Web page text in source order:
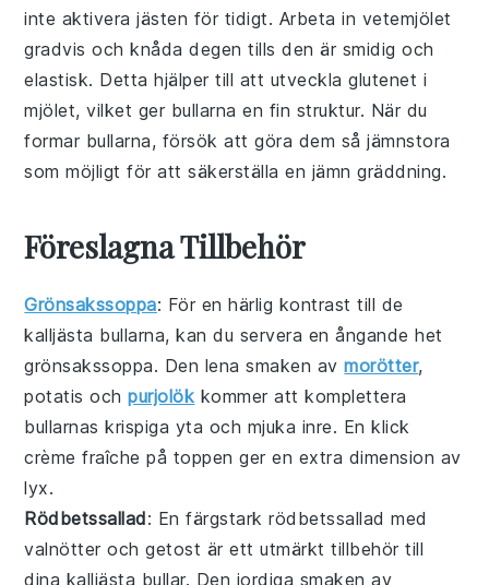
inte aktivera jästen för tidigt. Arbeta in vetemjölet
gradvis och knåda degen tills den är smidig och
elastisk. Detta hjälper till att utveckla glutenet i
mjölet, vilket ger bullarna en fin struktur. När du
formar bullarna, försök att göra dem så jämnstora
som möjligt för att säkerställa en jämn gräddning.
Föreslagna Tillbehör
Grönsakssoppa: För en härlig kontrast till de
kalljästa bullarna, kan du servera en ångande het
grönsakssoppa. Den lena smaken avmorötter,
potatis ochpurjolök kommer att komplettera
bullarnas krispiga yta och mjuka inre. En klick
crème fraîche på toppen ger en extra dimension av
lyx.
Rödbetssallad: En färgstarkrödbetssallad med
valnötter ochgetost är ett utmärkt tillbehör till
dina kalljästa bullar. Den jordiga smaken av